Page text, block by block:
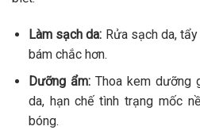
Làm sạch da: Rửa sạch da,
bám chắc hơn.
Dưỡng ẩm:Thoa kem dưỡng
da, hạn chế tình trạng mốc
bóng.